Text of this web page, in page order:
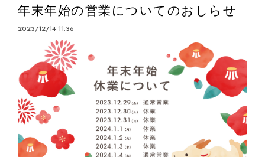
年末年始の営業についてのおしらせ
2023/12/14 11:36